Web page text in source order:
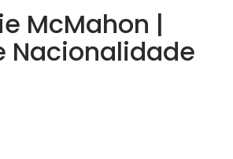
McMahon |
Nacionalidade